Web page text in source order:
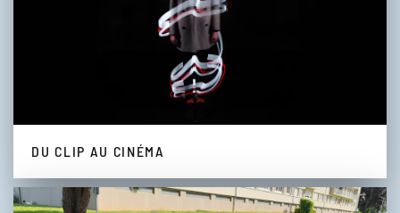
DU CLIP AU CINÉMA